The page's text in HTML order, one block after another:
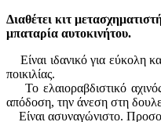
Διαθέτει κιτ
μπαταρία αυτοκινήτου.
Είναι ιδανικό για εύκολη
ποικιλίας.
Το ελαιοραβδιστικό
απόδοση, την άνεση στη
Είναι ασυναγώνιστο.